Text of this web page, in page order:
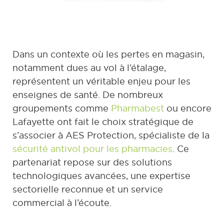
Dans un contexte où les pertes en magasin,
notamment dues au vol à l’étalage,
représentent un véritable enjeu pour les
enseignes de santé. De nombreux
groupements comme Pharmabest ou encore
Lafayette ont fait le choix stratégique de
s’associer à AES Protection, spécialiste de la
sécurité antivol pour les pharmacies . Ce
partenariat repose sur des solutions
technologiques avancées, une expertise
sectorielle reconnue et un service
commercial à l’écoute.